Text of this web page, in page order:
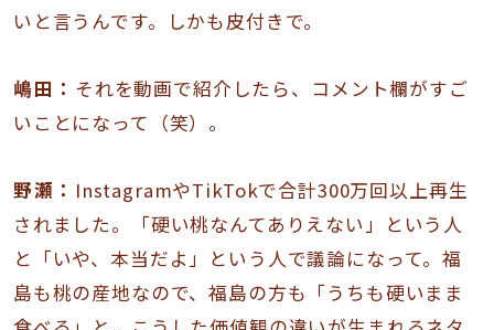
いと言うんです。しかも皮付きで。
嶋田： それを動画で紹介したら、コメント欄がすご
いことになって（笑）。
野瀬： InstagramやTikTokで合計300万回以上再生
されました。「硬い桃なんてありえない」という人
と「いや、本当だよ」という人で議論になって。福
島も桃の産地なので、福島の方も「うちも硬いまま